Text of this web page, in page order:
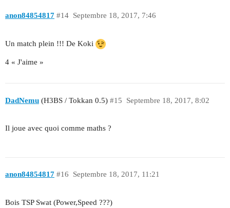
anon84854817 Septembre 18, 2017, 7:46
#14
Un match plein !!! De Koki
4 « J'aime »
DadNemu (H3BS / Tokkan 0.5) Septembre 18, 2017, 8:02
#15
Il joue avec quoi comme maths ?
anon84854817 Septembre 18, 2017, 11:21
#16
Bois TSP Swat (Power,Speed ???)